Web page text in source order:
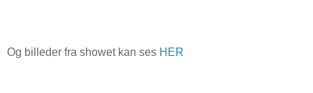
Og billeder fra showet kan ses HER